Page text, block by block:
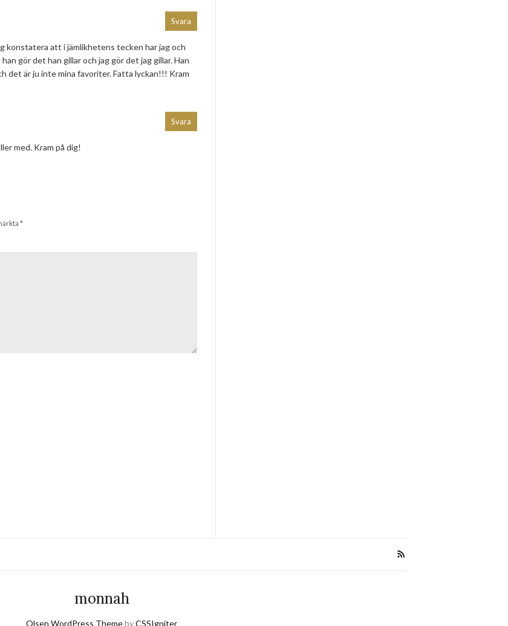
konstatera att i jämlikhetens tecken har jag och
gör det han gillar och jag gör det jag gillar. Han
det är ju inte mina favoriter. Fatta lyckan!!! Kram
Svara
med. Kram på dig!
Svara
*
monnah
Olsen WordPress ThemebyCSSIgniter